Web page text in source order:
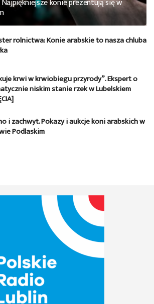
rolnictwa: Konie arabskie to nasza chluba
krwi w krwiobiegu przyrody”. Ekspert o
niskim stanie rzek w Lubelskiem
i zachwyt. Pokazy i aukcje koni arabskich w
Podlaskim